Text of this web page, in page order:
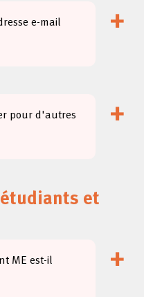
e-mail
+
pour d'autres
+
et
ME est-il
+